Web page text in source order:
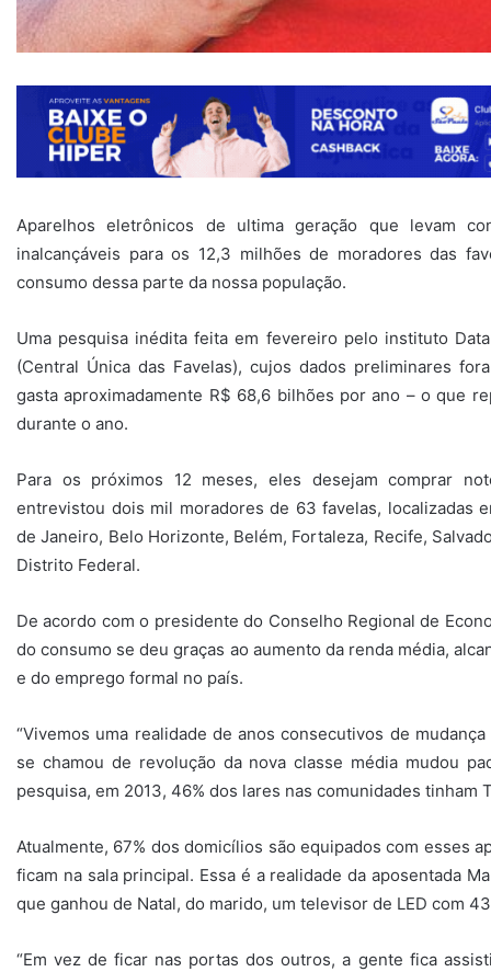
Aparelhos eletrônicos de ultima geração que levam
inalcançáveis para os 12,3 milhões de moradores das
consumo dessa parte da nossa população.
Uma pesquisa inédita feita em fevereiro pelo instituto
(Central Única das Favelas), cujos dados preliminares
gasta aproximadamente R$ 68,6 bilhões por ano – o que
durante o ano.
Para os próximos 12 meses, eles desejam comprar
entrevistou dois mil moradores de 63 favelas, localizadas
de Janeiro, Belo Horizonte, Belém, Fortaleza, Recife,
Distrito Federal.
De acordo com o presidente do Conselho Regional de
do consumo se deu graças ao aumento da renda média,
e do emprego formal no país.
“Vivemos uma realidade de anos consecutivos de
se chamou de revolução da nova classe média mudou
pesquisa, em 2013, 46% dos lares nas comunidades tinham
Atualmente, 67% dos domicílios são equipados com esses
ficam na sala principal. Essa é a realidade da aposentada
que ganhou de Natal, do marido, um televisor de LED com
“Em vez de ficar nas portas dos outros, a gente fica